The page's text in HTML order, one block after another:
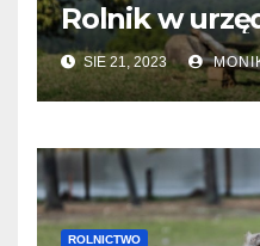
Rolnik w
SIE 21, 2023
ROLNICTWO